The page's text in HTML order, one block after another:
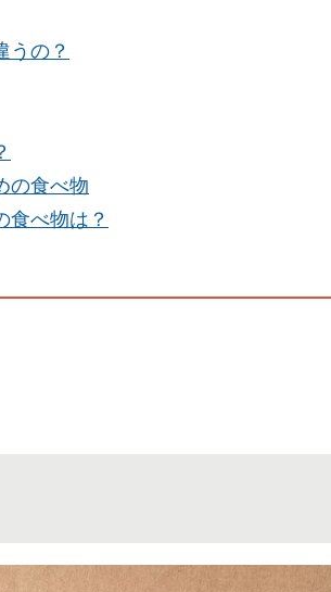
うの？
の食べ物
食べ物は？